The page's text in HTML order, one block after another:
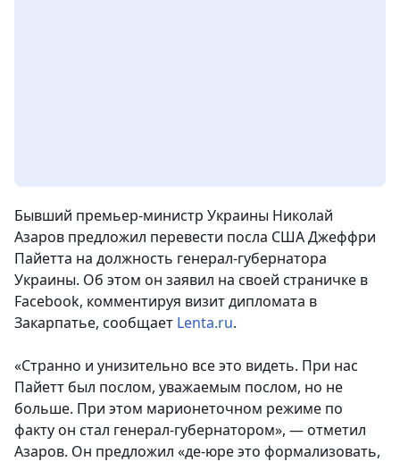
Бывший премьер-министр Украины Николай
Азаров предложил перевести посла США Джеффри
Пайетта на должность генерал-губернатора
Украины. Об этом он заявил на своей страничке в
Facebook, комментируя визит дипломата в
Закарпатье, сообщает Lenta.ru.
«Странно и унизительно все это видеть. При нас
Пайетт был послом, уважаемым послом, но не
больше. При этом марионеточном режиме по
факту он стал генерал-губернатором», — отметил
Азаров. Он предложил «де-юре это формализовать,